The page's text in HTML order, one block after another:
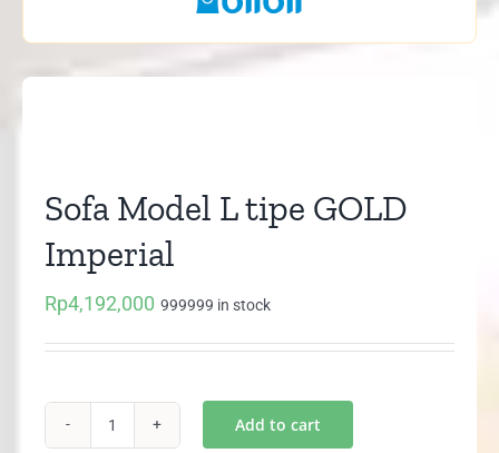
Sofa Model L tipe GOLD
Imperial
Rp4,192,000 999999 in stock
Add to cart